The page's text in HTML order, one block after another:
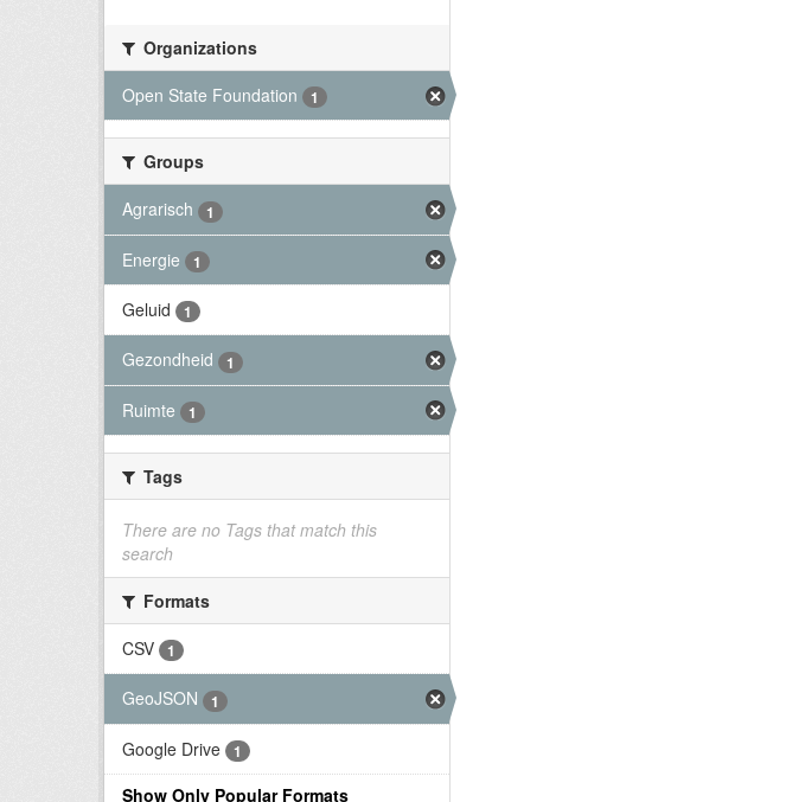
Organizations
Open State Foundation
1
Groups
Agrarisch
1
Energie 1
Geluid 1
Gezondheid 1
Ruimte 1
Tags
There are no Tags that match this
search
Formats
CSV
1
GeoJSON 1
Google Drive 1
Show Only Popular Formats